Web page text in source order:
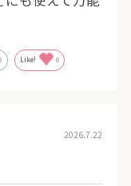
Like! 0
2026.7.22